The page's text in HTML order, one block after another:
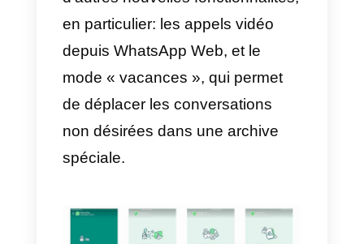
suffisamment de temps pour
comprendre clairement quel
traitement de données aura
effectivement lieu après la date
limite.
également demandé de retarder